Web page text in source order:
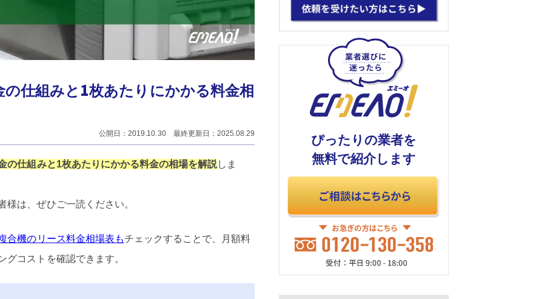
仕組みと1枚あたりにかかる料金相
公開日：2019.10.30 最終更新日：2025.08.29
の仕組みと1枚あたりにかかる料金の相場を解説しま
様は、ぜひご一読ください。
合機のリース料金相場表 もチェックすることで、月額料
グコストを確認できます。
ぴったりの業者を
無料で紹介します